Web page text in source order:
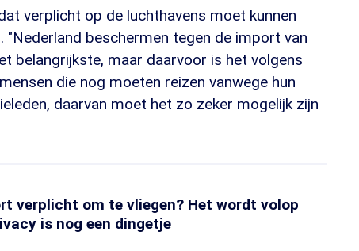
verplicht op de luchthavens moet kunnen
"Nederland beschermen tegen de import van
belangrijkste, maar daarvoor is het volgens
die nog moeten reizen vanwege hun
daarvan moet het zo zeker mogelijk zijn
verplicht om te vliegen? Het wordt volop
is nog een dingetje